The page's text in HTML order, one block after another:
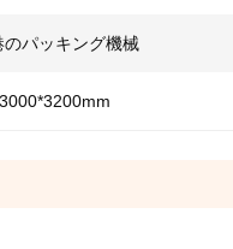
のパッキング機械